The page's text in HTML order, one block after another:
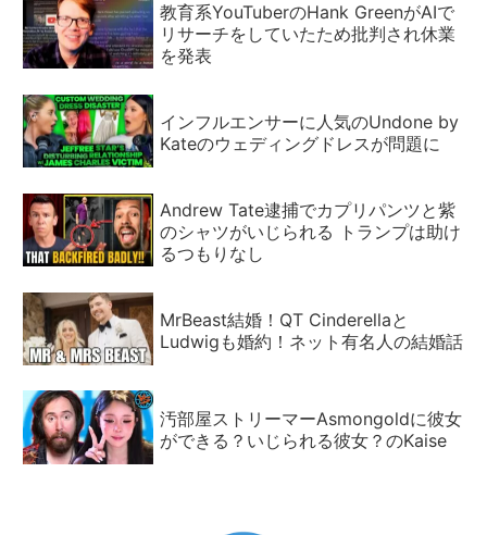
教育系YouTuberのHank GreenがAIで
リサーチをしていたため批判され休業
を発表
インフルエンサーに人気のUndone by
Kateのウェディングドレスが問題に
Andrew Tate逮捕でカプリパンツと紫
のシャツがいじられる トランプは助け
るつもりなし
MrBeast結婚！QT Cinderellaと
Ludwigも婚約！ネット有名人の結婚話
汚部屋ストリーマーAsmongoldに彼女
ができる？いじられる彼女？のKaise